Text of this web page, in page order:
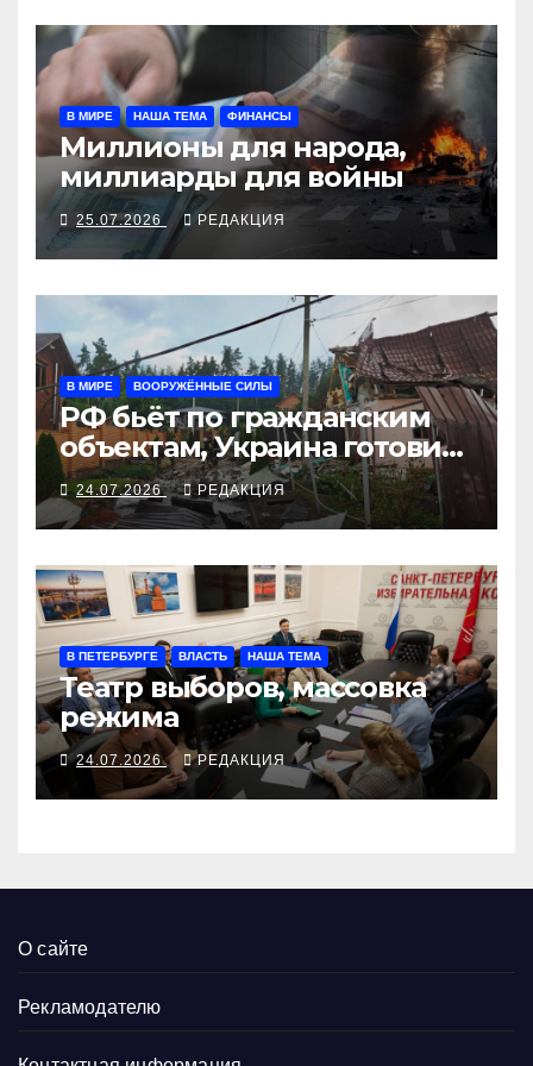
В МИРЕ НАША ТЕМА ФИНАНСЫ
Миллионы для народа,
миллиарды для войны
25.07.2026 РЕДАКЦИЯ
В МИРЕ ВООРУЖЁННЫЕ СИЛЫ
РФ бьёт по гражданским
объектам, Украина готовит
ответ
24.07.2026 РЕДАКЦИЯ
В ПЕТЕРБУРГЕ ВЛАСТЬ НАША ТЕМА
Театр выборов, массовка
режима
24.07.2026 РЕДАКЦИЯ
О сайте
Рекламодателю